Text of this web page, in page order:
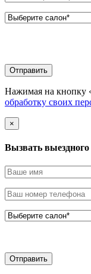
Нажимая на кнопку
обработку своих
×
Вызвать выездного